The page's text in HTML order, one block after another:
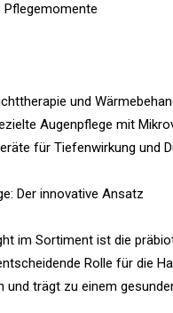
und
Augenpflege mit
für Tiefenwirkung und
Der innovative Ansatz
im Sortiment ist die
Rolle für die
und trägt zu einem